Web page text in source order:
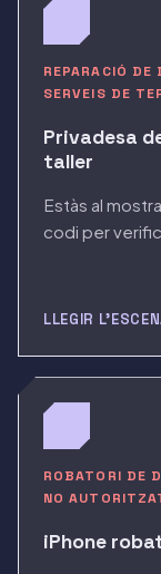
REPARACIÓ
SERVEIS DE
Privadesa
taller
Estàs al
codi per
LLEGIR
ROBATORI DE
NO
iPhone